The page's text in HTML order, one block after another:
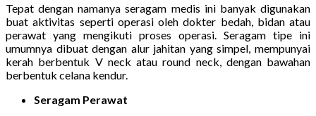
Tepat dengan namanya seragam medis ini banyak digunakan
buat aktivitas seperti operasi oleh dokter bedah, bidan atau
perawat yang mengikuti proses operasi. Seragam tipe ini
umumnya dibuat dengan alur jahitan yang simpel, mempunyai
kerah berbentuk V neck atau round neck, dengan bawahan
berbentuk celana kendur.
Seragam Perawat